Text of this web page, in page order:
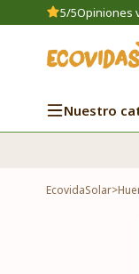
5/5Opiniones
Nuestro
EcovidaSolar>